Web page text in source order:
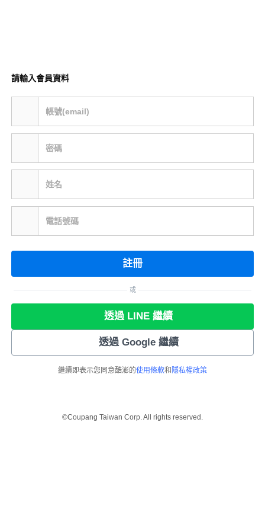
請輸入會員資料
帳號(email)
密碼
姓名
電話號碼
註冊
或
透過 LINE 繼續
透過 Google 繼續
繼續即表示您同意酷澎的使用條款和 隱私權政策
©Coupang Taiwan Corp. All rights reserved.